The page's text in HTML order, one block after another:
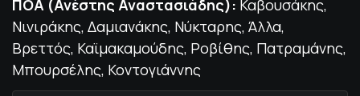
ΠΟΑ (Ανέστης Αναστασιάδης): Καβουσάκης,
Νινιράκης, Δαμιανάκης, Νύκταρης, Άλλα,
Βρεττός, Καϊμακαμούδης, Ροβίθης, Πατραμάνης,
Μπουρσέλης, Κοντογιάννης